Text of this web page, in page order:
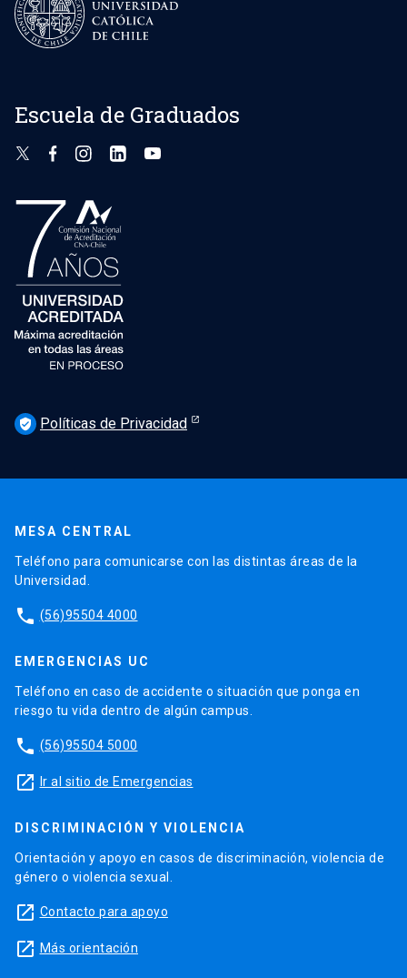
Escuela de Graduados
verified_user Políticas de Privacidad
MESA CENTRAL
Teléfono para comunicarse con las distintas áreas de la
Universidad.
phone (56)95504 4000
EMERGENCIAS UC
Teléfono en caso de accidente o situación que ponga en
riesgo tu vida dentro de algún campus.
phone (56)95504 5000
launch Ir al sitio de Emergencias
DISCRIMINACIÓN Y VIOLENCIA
Orientación y apoyo en casos de discriminación, violencia de
género o violencia sexual.
launch Contacto para apoyo
launch Más orientación